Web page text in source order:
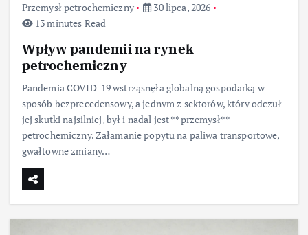
Przemysł petrochemiczny
30 lipca, 2026
13 minutes Read
Wpływ pandemii na rynek
petrochemiczny
Pandemia COVID-19 wstrząsnęła globalną gospodarką w
sposób bezprecedensowy, a jednym z sektorów, który odczuł
jej skutki najsilniej, był i nadal jest **przemysł**
petrochemiczny. Załamanie popytu na paliwa transportowe,
gwałtowne zmiany…